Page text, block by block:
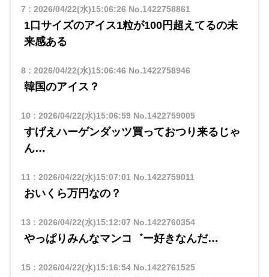
7 : 2026/04/22(水)15:06:26 No.1422758861
1口サイズのアイス1粒が100円超えてるの未
来感ある
8: 2026/04/22(水)15:06:46 No.1422758946
韓国のアイス？
10 : 2026/04/22(水)15:06:59No.1422759005
すげえハーゲンダッツ買っておつり来るじゃ
ん…
11 : 2026/04/22(水)15:07:01 No.1422759011
おいくら万円なの？
13 : 2026/04/22(水)15:12:07 No.1422760354
やっぱりみんなマンコ゛ー好きなんだ…
15: 2026/04/22(水)15:16:54No.1422761525